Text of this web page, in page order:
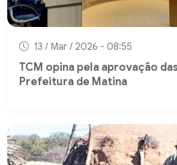
13 / Mar / 2026 - 08:55
TCM opina pela aprovação
Prefeitura de Matina